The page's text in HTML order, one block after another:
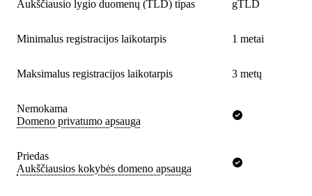
Aukščiausio lygio duomenų (TLD) tipas gTLD
Minimalus registracijos laikotarpis 1 metai
Maksimalus registracijos laikotarpis 3 metų
Domeno privatumo apsauga
Nemokama
Aukščiausios kokybės domeno apsauga
Priedas